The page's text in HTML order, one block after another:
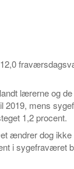
lærerne og
2019, mens
1,2 procent.
ændrer dog ikke
i sygefraværet